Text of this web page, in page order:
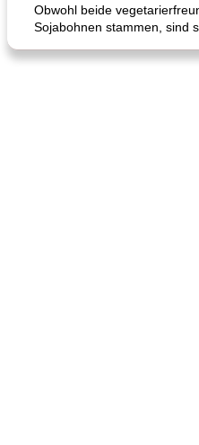
Obwohl beide
Sojabohnen stammen, sind